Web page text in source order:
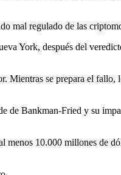
mal regulado de las
Mientras se prepara el
de Bankman-Fried y su
10.000 millones de